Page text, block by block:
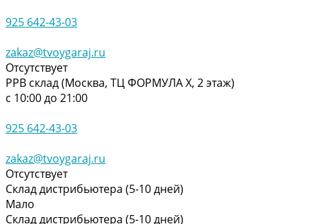
925 642-43-03
zakaz@tvoygaraj.ru
Отсутствует
РРВ склад (Москва, ТЦ ФОРМУЛА Х, 2 этаж)
с 10:00 до 21:00
925 642-43-03
zakaz@tvoygaraj.ru
Отсутствует
Склад дистрибьютера (5-10 дней)
Мало
Склад дистрибьютера (5-10 дней)